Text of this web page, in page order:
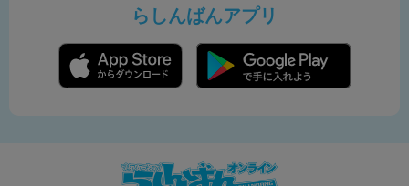
らしんばんアプリ